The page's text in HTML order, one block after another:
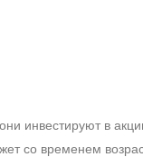
инвестируют в
со временем